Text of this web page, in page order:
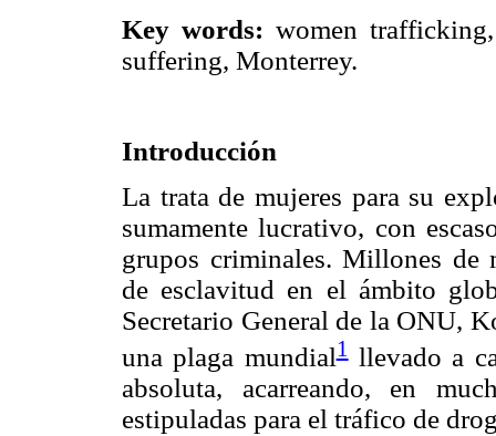
Key words: women
suffering, Monterrey.
Introducción
La trata de mujeres para su
sumamente lucrativo, con
grupos criminales. Millones de
de esclavitud en el ámbito
Secretario General de la ONU,
una plaga mundial1llevado a
absoluta, acarreando, en
estipuladas para el tráfico de